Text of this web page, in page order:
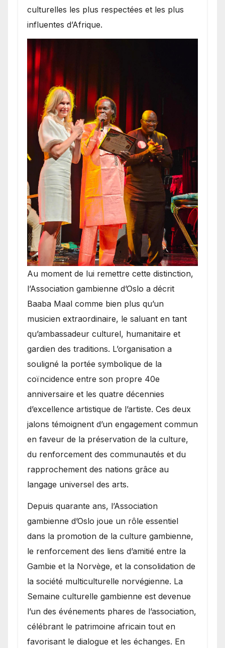
culturelles les plus respectées et les plus
influentes d’Afrique.
​Au moment de lui remettre cette distinction,
l’Association gambienne d’Oslo a décrit
Baaba Maal comme bien plus qu’un
musicien extraordinaire, le saluant en tant
qu’ambassadeur culturel, humanitaire et
gardien des traditions. L’organisation a
souligné la portée symbolique de la
coïncidence entre son propre 40e
anniversaire et les quatre décennies
d’excellence artistique de l’artiste. Ces deux
jalons témoignent d’un engagement commun
en faveur de la préservation de la culture,
du renforcement des communautés et du
rapprochement des nations grâce au
langage universel des arts.
​Depuis quarante ans, l’Association
gambienne d’Oslo joue un rôle essentiel
dans la promotion de la culture gambienne,
le renforcement des liens d’amitié entre la
Gambie et la Norvège, et la consolidation de
la société multiculturelle norvégienne. La
Semaine culturelle gambienne est devenue
l’un des événements phares de l’association,
célébrant le patrimoine africain tout en
favorisant le dialogue et les échanges. En